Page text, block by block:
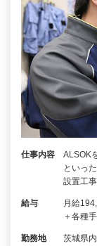
仕事内容
ALSOK
といっ
設置工
給与
月給
＋各
勤務地
茨城県